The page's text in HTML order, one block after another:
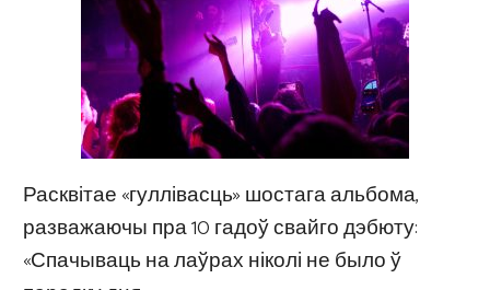
Расквітае «гуллівасць» шостага альбома,
разважаючы пра 10 гадоў свайго дэбюту:
«Спачываць на лаўрах ніколі не было ў